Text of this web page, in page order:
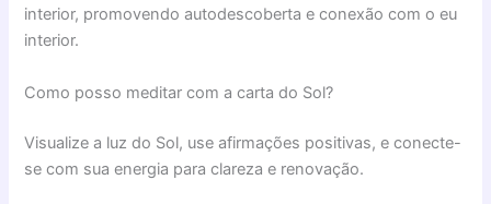
interior, promovendo autodescoberta e conexão com o eu
interior.
Como posso meditar com a carta do Sol?
Visualize a luz do Sol, use afirmações positivas, e conecte-
se com sua energia para clareza e renovação.